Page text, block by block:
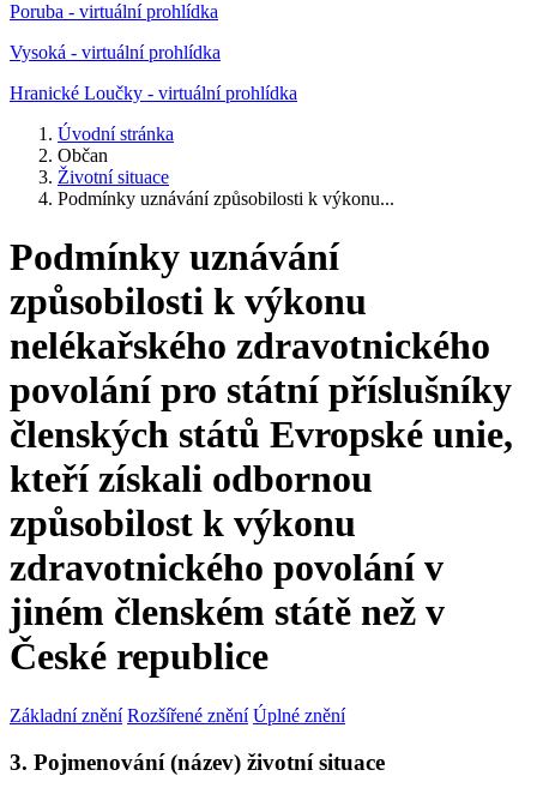
Poruba - virtuální prohlídka
Vysoká - virtuální prohlídka
Hranické Loučky - virtuální prohlídka
Úvodní stránka
Občan
Životní situace
Podmínky uznávání způsobilosti k výkonu...
Podmínky uznávání
způsobilosti k výkonu
nelékařského zdravotnického
povolání pro státní příslušníky
členských států Evropské unie,
kteří získali odbornou
způsobilost k výkonu
zdravotnického povolání v
jiném členském státě než v
České republice
Základní znění Rozšířené znění Úplné znění
3. Pojmenování (název) životní situace